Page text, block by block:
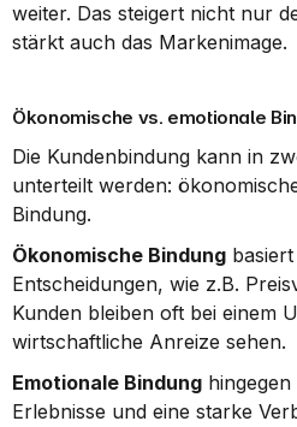
weiter. Das steigert nicht nur
stärkt auch das Markenimage.
Ökonomische vs. emotionale
Die Kundenbindung kann in
unterteilt werden:
Bindung.
Ökonomische Bindung
Entscheidungen, wie z.B.
Kunden bleiben oft bei einem
wirtschaftliche Anreize sehen.
Emotionale Bindung
Erlebnisse und eine starke